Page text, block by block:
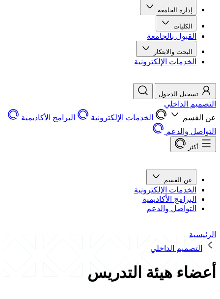
إدارة الجامعة
الكليات
القبول بالجامعة
البحث والابتكار
الخدمات الإلكترونية
تسجيل الدخول
التصميم الداخلي
عن القسم
الخدمات الإلكترونية
البرامج الأكاديمية
التواصل والدعم
أكثر
عن القسم
الخدمات الإلكترونية
البرامج الأكاديمية
التواصل والدعم
الرئيسية
التصميم الداخلي
أعضاء هيئة التدريس